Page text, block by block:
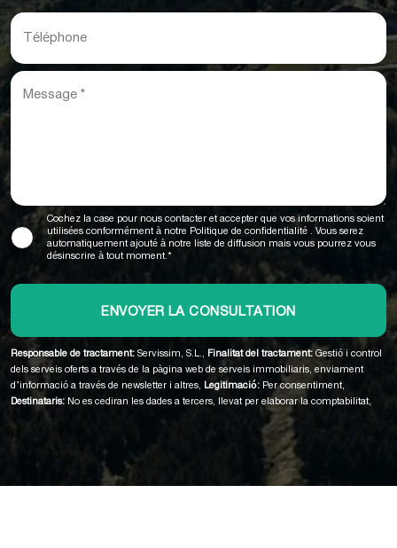
Cochez la case pour nous contacter et accepter que vos informations soient
utilisées conformément à notre Politique de confidentialité . Vous serez
automatiquement ajouté à notre liste de diffusion mais vous pourrez vous
désinscrire à tout moment.*
Responsable de tractament: Servissim, S.L., Finalitat del tractament: Gestió i control
dels serveis oferts a través de la pàgina web de serveis immobiliaris, enviament
d’informació a través de newsletter i altres, Legitimació: Per consentiment,
Destinataris: No es cediran les dades a tercers, llevat per elaborar la comptabilitat,
Accedir, rectificar i suprimir les dades, sol·licitar
la portabilitat d’aquestes, oposar-se al tractament i sol·licitar la limitació de les
Procedència de les dades:
Informació addicional:
Podeu consultar la informació addicional i detallada sobre protecció de dades